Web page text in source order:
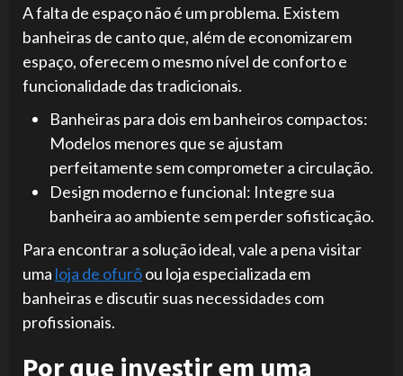
A falta de espaço não é um problema. Existem
banheiras de canto que, além de economizarem
espaço, oferecem o mesmo nível de conforto e
funcionalidade das tradicionais.
Banheiras para dois em banheiros compactos:
Modelos menores que se ajustam
perfeitamente sem comprometer a circulação.
Design moderno e funcional: Integre sua
banheira ao ambiente sem perder sofisticação.
Para encontrar a solução ideal, vale a pena visitar
uma loja de ofurôou loja especializada em
banheiras e discutir suas necessidades com
profissionais.
Por que investir em uma